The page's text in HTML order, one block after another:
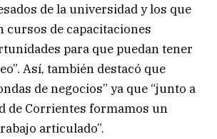
de la universidad y los que
cursos de capacitaciones
para que puedan tener
Así, también destacó que
de negocios” ya que “junto a
de Corrientes formamos un
articulado”.